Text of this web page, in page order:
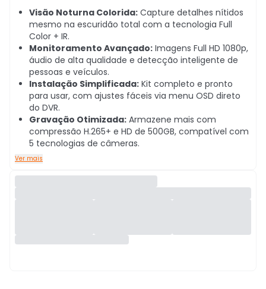
Visão Noturna Colorida: Capture detalhes nítidos
mesmo na escuridão total com a tecnologia Full
Color + IR.
Monitoramento Avançado: Imagens Full HD 1080p,
áudio de alta qualidade e detecção inteligente de
pessoas e veículos.
Instalação Simplificada: Kit completo e pronto
para usar, com ajustes fáceis via menu OSD direto
do DVR.
Gravação Otimizada: Armazene mais com
compressão H.265+ e HD de 500GB, compatível com
5 tecnologias de câmeras.
Ver mais